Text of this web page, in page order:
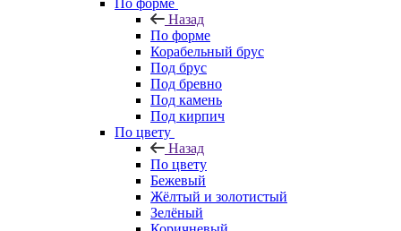
По форме
Назад
По форме
Корабельный брус
Под брус
Под бревно
Под камень
Под кирпич
По цвету
Назад
По цвету
Бежевый
Жёлтый и золотистый
Зелёный